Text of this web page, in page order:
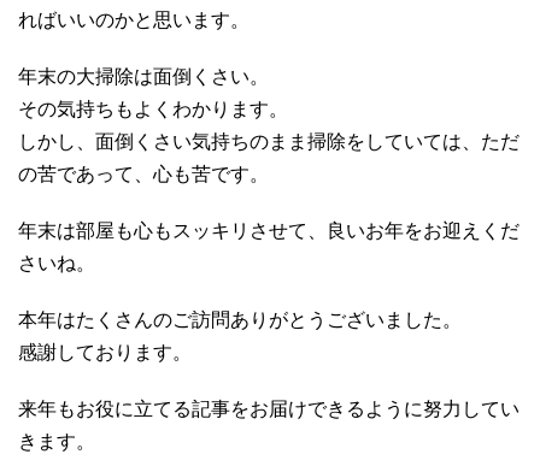
ればいいのかと思います。
年末の大掃除は面倒くさい。
その気持ちもよくわかります。
しかし、面倒くさい気持ちのまま掃除をしていては、ただ
の苦であって、心も苦です。
年末は部屋も心もスッキリさせて、良いお年をお迎えくだ
さいね。
本年はたくさんのご訪問ありがとうございました。
感謝しております。
来年もお役に立てる記事をお届けできるように努力してい
きます。